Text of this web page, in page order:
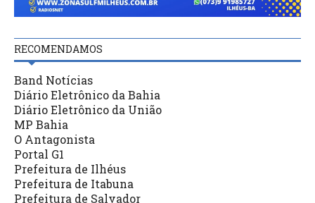
RECOMENDAMOS
Band Notícias
Diário Eletrônico da Bahia
Diário Eletrônico da União
MP Bahia
O Antagonista
Portal G1
Prefeitura de Ilhéus
Prefeitura de Itabuna
Prefeitura de Salvador